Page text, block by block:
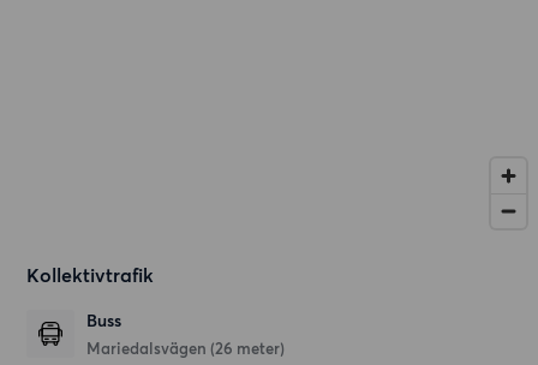
Kollektivtrafik
Buss
Mariedalsvägen (26 meter)